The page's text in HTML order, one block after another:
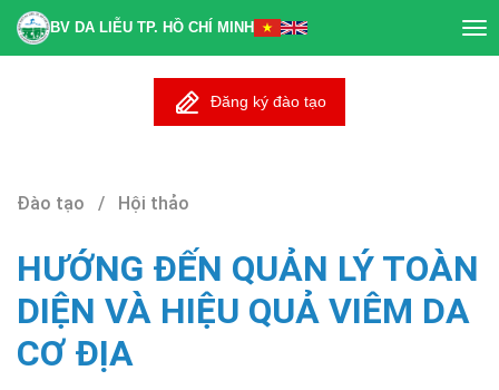
BV DA LIỄU TP. HỒ CHÍ MINH
Đăng ký đào tạo
Đào tạo / Hội thảo
HƯỚNG ĐẾN QUẢN LÝ TOÀN
DIỆN VÀ HIỆU QUẢ VIÊM DA
CƠ ĐỊA